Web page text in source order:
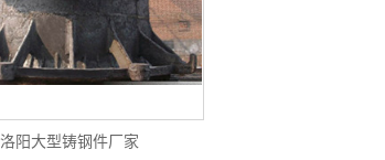
洛阳大型铸钢件厂家